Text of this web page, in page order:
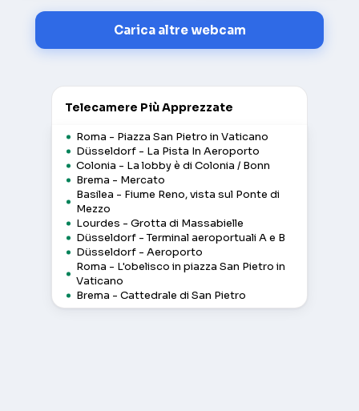
Carica altre webcam
Telecamere Più Apprezzate
Roma - Piazza San Pietro in Vaticano
Düsseldorf - La Pista In Aeroporto
Colonia - La lobby è di Colonia / Bonn
Brema - Mercato
Basilea - Fiume Reno, vista sul Ponte di
Mezzo
Lourdes - Grotta di Massabielle
Düsseldorf - Terminal aeroportuali A e B
Düsseldorf - Aeroporto
Roma - L'obelisco in piazza San Pietro in
Vaticano
Brema - Cattedrale di San Pietro